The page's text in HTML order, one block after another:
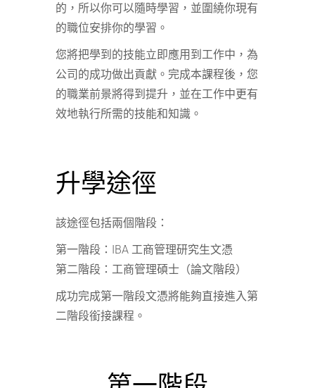
的，所以你可以隨時學習，並圍繞你現有
的職位安排你的學習。
您將把學到的技能立即應用到工作中，為
公司的成功做出貢獻。完成本課程後，您
的職業前景將得到提升，並在工作中更有
效地執行所需的技能和知識。
升學途徑
該途徑包括兩個階段：
第一階段：IBA 工商管理研究生文憑
第二階段：工商管理碩士（論文階段）
成功完成第一階段文憑將能夠直接進入第
二階段銜接課程。